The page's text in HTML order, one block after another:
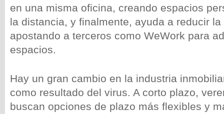
en una misma oficina, creando espacios
la distancia, y finalmente, ayuda a reducir
apostando a terceros como WeWork para
espacios.
Hay un gran cambio en la industria
como resultado del virus. A corto plazo,
buscan opciones de plazo más flexibles y